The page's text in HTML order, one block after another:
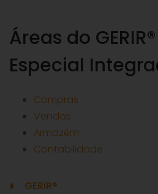
Áreas do
Especial
Compras
Vendas
Armazém
Contabilidade
GERIR®